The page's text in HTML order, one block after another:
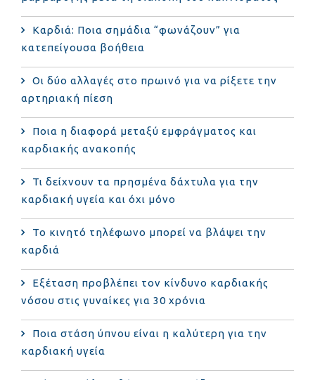
Καρδιά: Ποια σημάδια “φωνάζουν” για
κατεπείγουσα βοήθεια
Οι δύο αλλαγές στο πρωινό για να ρίξετε την
αρτηριακή πίεση
Ποια η διαφορά μεταξύ εμφράγματος και
καρδιακής ανακοπής
Τι δείχνουν τα πρησμένα δάχτυλα για την
καρδιακή υγεία και όχι μόνο
Το κινητό τηλέφωνο μπορεί να βλάψει την
καρδιά
Eξέταση προβλέπει τον κίνδυνο καρδιακής
νόσου στις γυναίκες για 30 χρόνια
Ποια στάση ύπνου είναι η καλύτερη για την
καρδιακή υγεία